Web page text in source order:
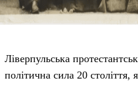
Ліверпульська
політична сила 20 століття,